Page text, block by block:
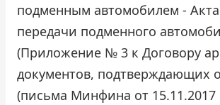
подменным автомобилем -
передачи подменного
(Приложение № 3 к Договору
документов, подтверждающих
(письма Минфина от